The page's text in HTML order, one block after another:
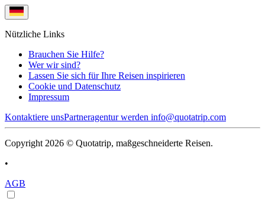
Nützliche Links
Brauchen Sie Hilfe?
Wer wir sind?
Lassen Sie sich für Ihre Reisen inspirieren
Cookie und Datenschutz
Impressum
Kontaktiere unsPartneragentur werden info@quotatrip.com
Copyright 2026 © Quotatrip, maßgeschneiderte Reisen.
•
AGB